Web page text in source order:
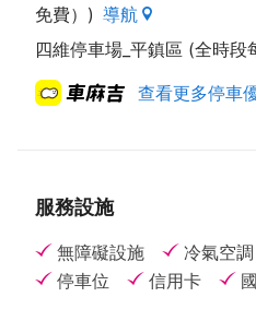
免費）) 導航
四維停車場_平鎮區 (全時段
查看更多停車
服務設施
無障礙設施 冷氣空調
停車位
信用卡